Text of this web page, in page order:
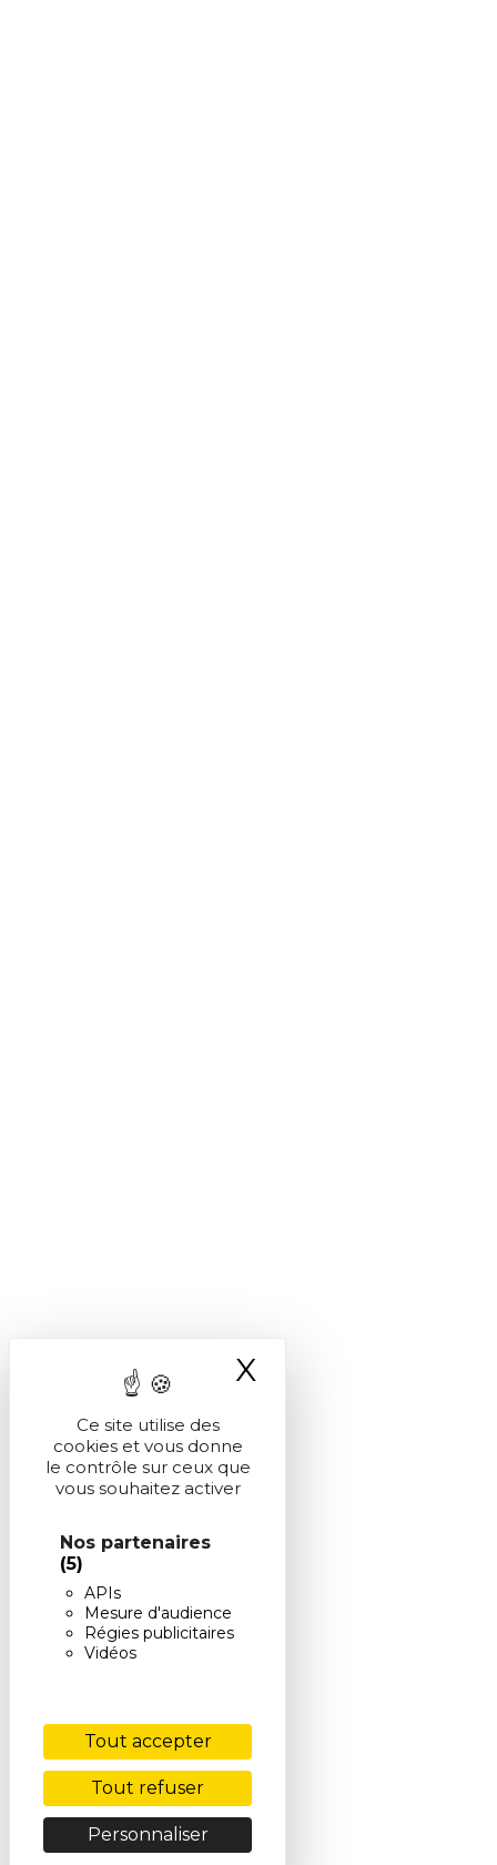
Ce site utilise des
cookies et vous donne
le contrôle sur ceux que
vous souhaitez activer
Nos partenaires
(5)
APIs
Mesure d'audience
Régies publicitaires
Vidéos
Tout accepter
Tout refuser
Personnaliser
X